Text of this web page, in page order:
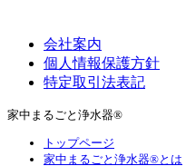
会社案内
個人情報保護方針
特定取引法表記
家中まるごと浄水器®
トップページ
家中まるごと浄水器®とは